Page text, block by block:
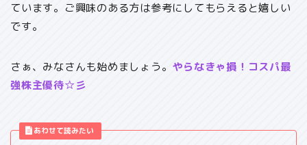
ています。ご興味のある方は参考にしてもらえると嬉しい
です。
さぁ、みなさんも始めましょう。 やらなきゃ損！コスパ最
強株主優待☆彡